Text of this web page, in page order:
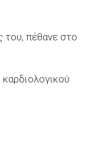
του, πέθανε στο